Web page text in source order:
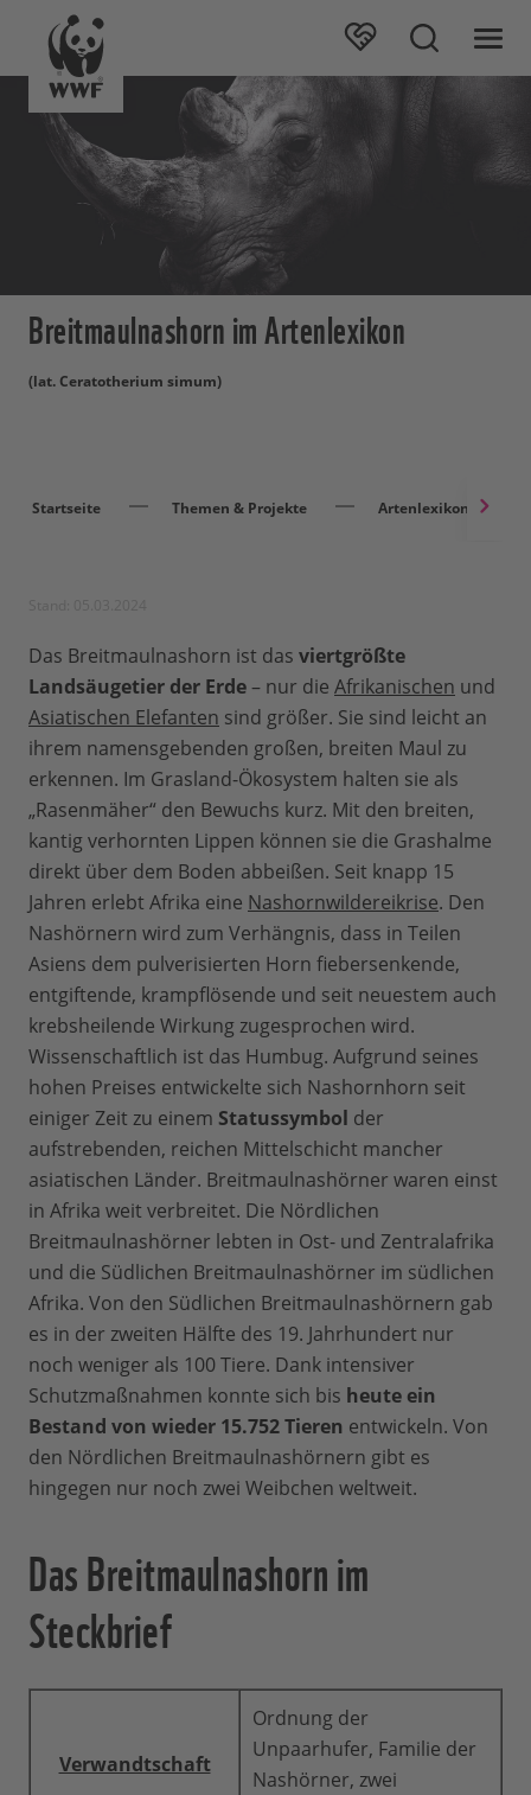
Breitmaulnashorn im Artenlexikon
(lat. Ceratotherium simum)
Startseite Themen & Projekte Artenlexikon
Das Breitmaulnashorn ist das viertgrößte
Landsäugetier der Erde– nur die Afrikanischen und
Asiatischen Elefanten sind größer. Sie sind leicht an
ihrem namensgebenden großen, breiten Maul zu
erkennen. Im Grasland-Ökosystem halten sie als
„Rasenmäher“ den Bewuchs kurz. Mit den breiten,
kantig verhornten Lippen können sie die Grashalme
direkt über dem Boden abbeißen. Seit knapp 15
Jahren erlebt Afrika eine Nashornwildereikrise. Den
Nashörnern wird zum Verhängnis, dass in Teilen
Asiens dem pulverisierten Horn fiebersenkende,
entgiftende, krampflösende und seit neuestem auch
krebsheilende Wirkung zugesprochen wird.
Wissenschaftlich ist das Humbug. Aufgrund seines
hohen Preises entwickelte sich Nashornhorn seit
einiger Zeit zu einem Statussymbol der
aufstrebenden, reichen Mittelschicht mancher
asiatischen Länder. Breitmaulnashörner waren einst
in Afrika weit verbreitet. Die Nördlichen
Breitmaulnashörner lebten in Ost- und Zentralafrika
und die Südlichen Breitmaulnashörner im südlichen
Afrika. Von den Südlichen Breitmaulnashörnern gab
es in der zweiten Hälfte des 19. Jahrhundert nur
noch weniger als 100 Tiere. Dank intensiver
Schutzmaßnahmen konnte sich bis heute ein
Bestand von wieder 15.752 Tieren entwickeln. Von
den Nördlichen Breitmaulnashörnern gibt es
hingegen nur noch zwei Weibchen weltweit.
Das Breitmaulnashorn im
Steckbrief
Verwandtschaft
Ordnung der
Unpaarhufer, Familie der
Nashörner, zwei